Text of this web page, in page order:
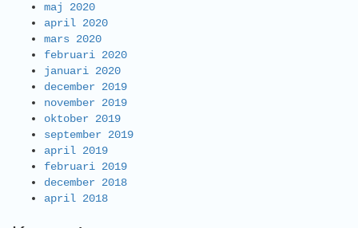
maj 2020
april 2020
mars 2020
februari 2020
januari 2020
december 2019
november 2019
oktober 2019
september 2019
april 2019
februari 2019
december 2018
april 2018